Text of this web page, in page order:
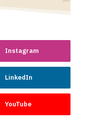
Instagram
LinkedIn
YouTube